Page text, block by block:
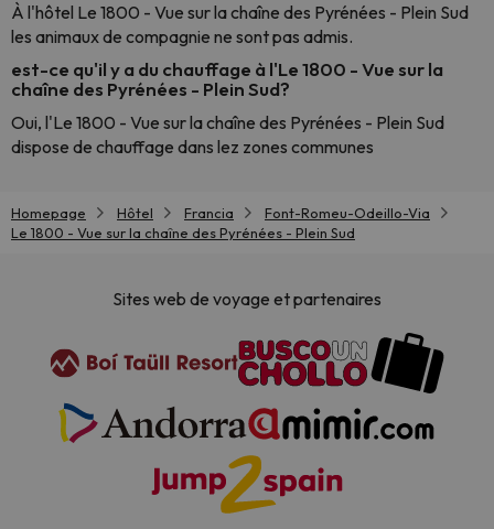
À l'hôtel Le 1800 - Vue sur la chaîne des Pyrénées - Plein Sud
les animaux de compagnie ne sont pas admis.
est-ce qu'il y a du chauffage à l'Le 1800 - Vue sur la
chaîne des Pyrénées - Plein Sud?
Oui, l'Le 1800 - Vue sur la chaîne des Pyrénées - Plein Sud
dispose de chauffage dans lez zones communes
Homepage Hôtel Francia
Font-Romeu-Odeillo-Via
Le 1800 - Vue sur la chaîne des Pyrénées - Plein Sud
Sites web de voyage et partenaires